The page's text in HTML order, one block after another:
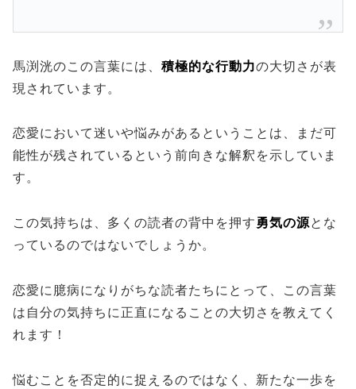
馬渕洸のこの言葉には、 積極的な行動力の大切さが表
現されています。
恋愛において迷いや悩みがあるということは、まだ可
能性が残されているという前向きな解釈を示していま
す。
この気持ちは、多くの読者の背中を押す 勇気の源とな
っているのではないでしょうか。
恋愛に臆病になりがちな読者たちにとって、この言葉
は自分の気持ちに正直になることの大切さを教えてく
れます！
悩むことを否定的に捉えるのではなく、新たな一歩を